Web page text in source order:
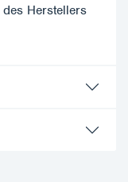
Herstellers